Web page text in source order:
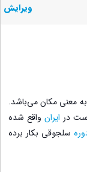
ویرایش
معنی مکان می‌باشد.
در ایران واقع شده
سلجوقی بکار برده